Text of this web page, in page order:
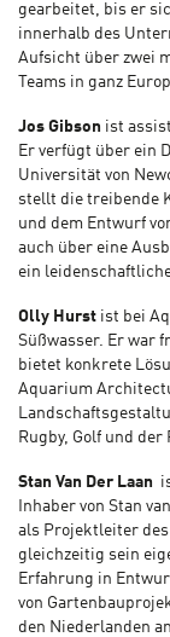
gearbeitet, bis er
innerhalb des
Aufsicht über zwei
Teams in ganz
Jos Gibson ist
Er verfügt über ein
Universität von
stellt die treibende
und dem Entwurf
auch über eine
ein
Olly Hurst ist bei
Süßwasser. Er war
bietet konkrete
Aquarium
Rugby, Golf und der
Stan Van Der Laan
Inhaber von Stan
als Projektleiter
gleichzeitig sein
Erfahrung in
von
den Niederlanden